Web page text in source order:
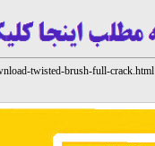
twisted-brush-full-crack.html